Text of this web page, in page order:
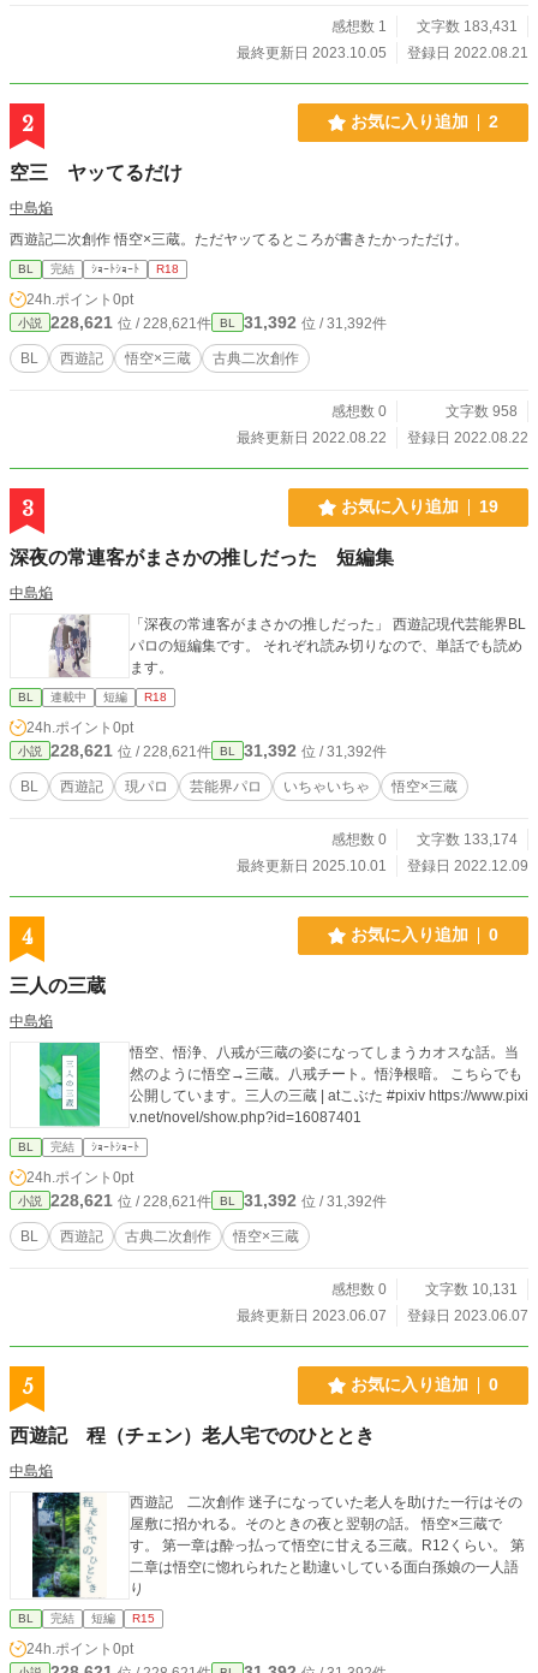
4d6-4e7c-873c-db2e91ce40f0
感想数 1
文字数 183,431
最終更新日 2023.10.05
登録日 2022.08.21
2 お気に入り追加 2
空三 ヤッてるだけ
中島焔
西遊記二次創作 悟空×三蔵。ただヤッてるところが書きたかっただけ。
BL 完結 ｼｮｰﾄｼｮｰﾄ R18
24h.ポイント 0pt
小説 228,621 位 / 228,621件 BL 31,392 位 / 31,392件
BL 西遊記 悟空×三蔵 古典二次創作
感想数 0
文字数 958
最終更新日 2022.08.22
登録日 2022.08.22
3 お気に入り追加 19
深夜の常連客がまさかの推しだった 短編集
中島焔
「深夜の常連客がまさかの推しだった」 西遊記現代芸能界BL
パロの短編集です。 それぞれ読み切りなので、単話でも読め
ます。
BL 連載中 短編 R18
24h.ポイント 0pt
小説 228,621 位 / 228,621件 BL 31,392 位 / 31,392件
BL 西遊記 現パロ 芸能界パロ いちゃいちゃ 悟空×三蔵
感想数 0
文字数 133,174
最終更新日 2025.10.01
登録日 2022.12.09
4 お気に入り追加 0
三人の三蔵
中島焔
悟空、悟浄、八戒が三蔵の姿になってしまうカオスな話。当
然のように悟空→三蔵。八戒チート。悟浄根暗。 こちらでも
公開しています。三人の三蔵 | atこぶた #pixiv https://www.pixi
v.net/novel/show.php?id=16087401
BL 完結 ｼｮｰﾄｼｮｰﾄ
24h.ポイント 0pt
小説 228,621 位 / 228,621件 BL 31,392 位 / 31,392件
BL 西遊記 古典二次創作 悟空×三蔵
感想数 0
文字数 10,131
最終更新日 2023.06.07
登録日 2023.06.07
5 お気に入り追加 0
西遊記 程（チェン）老人宅でのひととき
中島焔
西遊記 二次創作 迷子になっていた老人を助けた一行はその
屋敷に招かれる。そのときの夜と翌朝の話。 悟空×三蔵で
す。 第一章は酔っ払って悟空に甘える三蔵。R12くらい。 第
二章は悟空に惚れられたと勘違いしている面白孫娘の一人語
り
BL 完結 短編 R15
24h.ポイント 0pt